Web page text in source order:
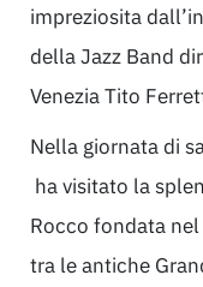
impreziosita
della Jazz Band
Venezia Tito
Nella giornata di
ha visitato la
Rocco fondata
tra le antiche